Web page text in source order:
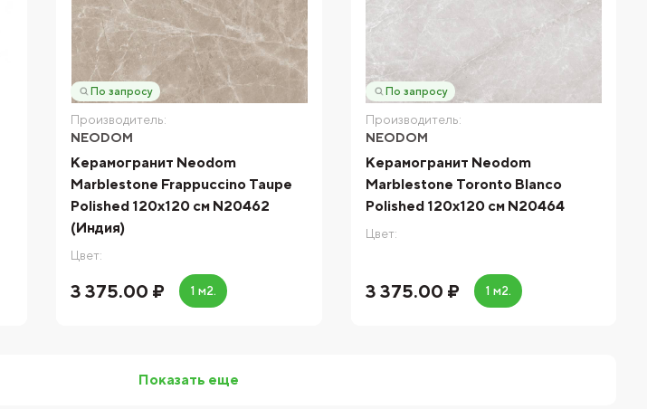
По запросу
Производитель:
NEODOM
Керамогранит Neodom
Marblestone Frappuccino Taupe
Polished 120x120 см N20462
(Индия)
Цвет:
3 375.00 ₽ 1 м2.
По запросу
Производитель:
NEODOM
Керамогранит Neodom
Marblestone Toronto Blanco
Polished 120x120 см N20464
Цвет:
3 375.00 ₽ 1 м2.
Показать еще